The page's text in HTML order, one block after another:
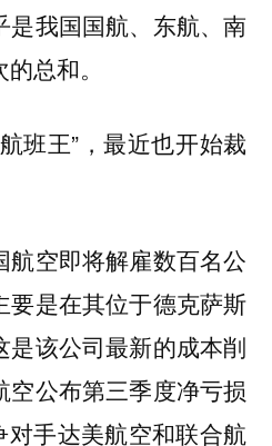
是我国国航、东航、南
总和。
班王”，最近也开始裁
航空即将解雇数百名公
要是在其位于德克萨斯
是该公司最新的成本削
公布第三季度净亏损
对手达美航空和联合航